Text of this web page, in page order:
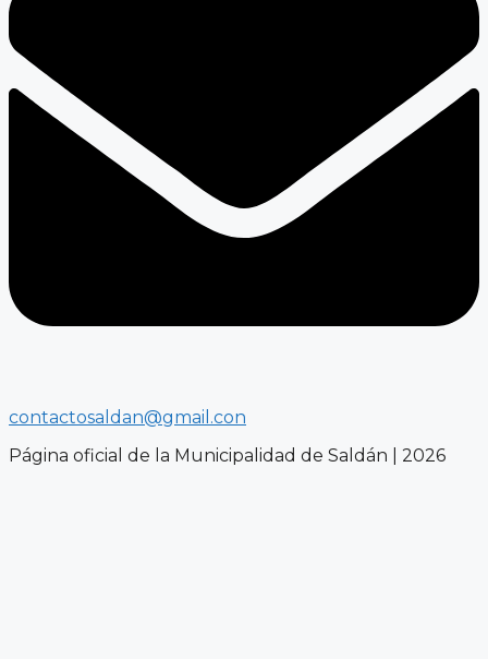
contactosaldan@gmail.con
Página oficial de la Municipalidad de Saldán | 2026